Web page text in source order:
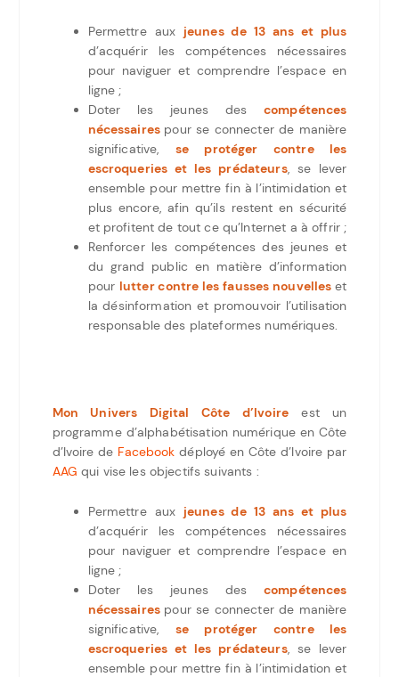
Permettre aux jeunes de 13 ans et plus
d’acquérir les compétences nécessaires
pour naviguer et comprendre l’espace en
ligne ;
Doter les jeunes des compétences
nécessaires pour se connecter de manière
significative, se protéger contre les
escroqueries et les prédateurs, se lever
ensemble pour mettre fin à l’intimidation et
plus encore, afin qu’ils restent en sécurité
et profitent de tout ce qu’Internet a à offrir ;
Renforcer les compétences des jeunes et
du grand public en matière d’information
pour lutter contre les fausses nouvelles et
la désinformation et promouvoir l’utilisation
responsable des plateformes numériques.
Mon Univers Digital Côte d’Ivoire est un
programme d’alphabétisation numérique en Côte
d’Ivoire de Facebook déployé en Côte d’Ivoire par
AAG qui vise les objectifs suivants :
Permettre aux jeunes de 13 ans et plus
d’acquérir les compétences nécessaires
pour naviguer et comprendre l’espace en
ligne ;
Doter les jeunes des compétences
nécessaires pour se connecter de manière
significative, se protéger contre les
escroqueries et les prédateurs, se lever
ensemble pour mettre fin à l’intimidation et